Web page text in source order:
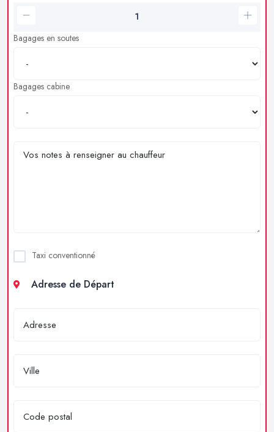
Bagages en soutes
Bagages cabine
Taxi conventionné
Adresse de Départ